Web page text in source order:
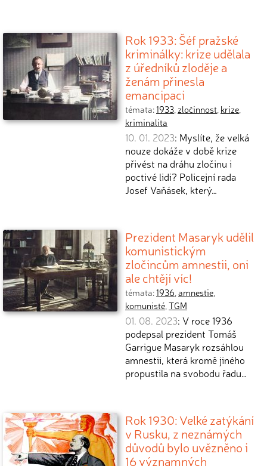
Rok 1933: Šéf pražské
kriminálky: krize udělala
z úředníků zloděje a
ženám přinesla
emancipaci
témata:1933, zločinnost, krize,
kriminalita
10. 01. 2023: Myslíte, že velká
nouze dokáže v době krize
přivést na dráhu zločinu i
poctivé lidi? Policejní rada
Josef Vaňásek, který…
Prezident Masaryk udělil
komunistickým
zločincům amnestii, oni
ale chtějí víc!
témata:1936,amnestie,
komunisté,TGM
01. 08. 2023: V roce 1936
podepsal prezident Tomáš
Garrigue Masaryk rozsáhlou
amnestii, která kromě jiného
propustila na svobodu řadu…
Rok 1930: Velké zatýkání
v Rusku, z neznámých
důvodů bylo uvězněno i
16 významných